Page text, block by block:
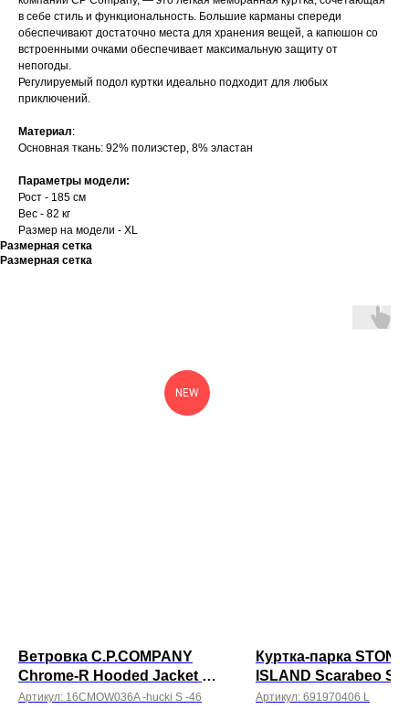
в себе стиль и функциональность. Большие карманы спереди
обеспечивают достаточно места для хранения вещей, а капюшон со
встроенными очками обеспечивает максимальную защиту от
непогоды.
Регулируемый подол куртки идеально подходит для любых
приключений.
Материал:
Основная ткань: 92% полиэстер, 8% эластан
Параметры модели:
Рост - 185 см
Вес - 82 кг
Размер на модели - XL
Размерная сетка
Размерная сетка
NEW
Ветровка C.P.COMPANY
Chrome-R Hooded Jacket -
хаки
Артикул: 16CMOW036A -hucki S -46
Куртка-парка STONE
ISLAND Scarabeo
Shadow Project
Артикул: 691970406 L